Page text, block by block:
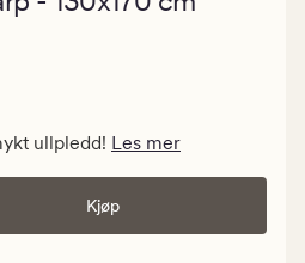
ullpledd! Les mer
Kjøp